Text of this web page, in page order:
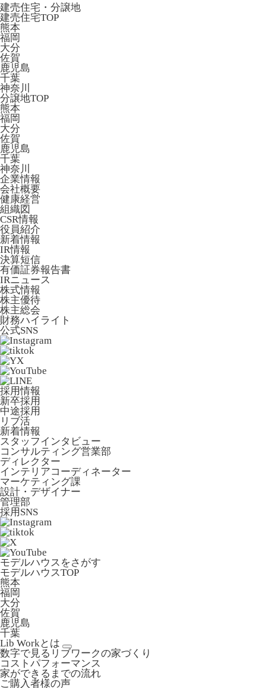
建売住宅・分譲地
建売住宅TOP
熊本
福岡
大分
佐賀
鹿児島
千葉
神奈川
分譲地TOP
熊本
福岡
大分
佐賀
鹿児島
千葉
神奈川
企業情報
会社概要
健康経営
組織図
CSR情報
役員紹介
新着情報
IR情報
決算短信
有価証券報告書
IRニュース
株式情報
株主優待
株主総会
財務ハイライト
公式SNS
採用情報
新卒採用
中途採用
リブ活
新着情報
スタッフインタビュー
コンサルティング営業部
ディレクター
インテリアコーディネーター
マーケティング課
設計・デザイナー
管理部
採用SNS
モデルハウスをさがす
モデルハウスTOP
熊本
福岡
大分
佐賀
鹿児島
千葉
Lib Workとは
数字で見るリブワークの家づくり
コストパフォーマンス
家ができるまでの流れ
ご購入者様の声